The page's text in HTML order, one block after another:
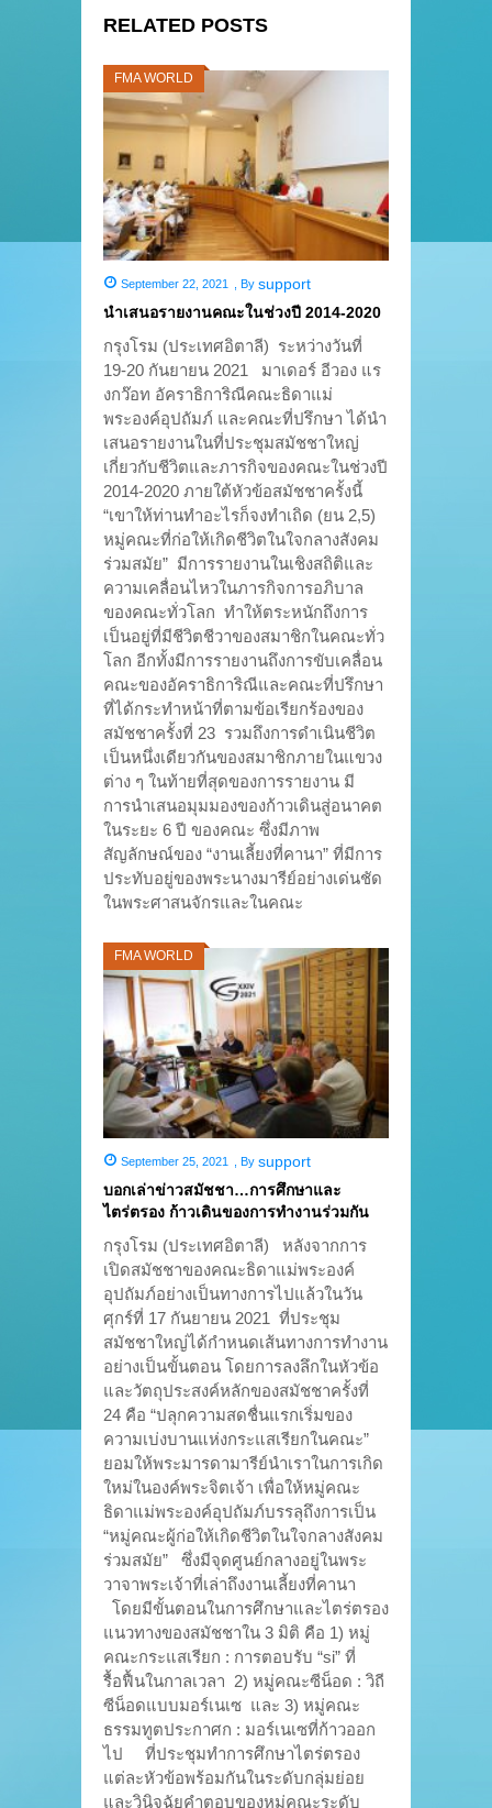
RELATED POSTS
FMA WORLD
September 22, 2021 By support
นำเสนอรายงานคณะในช่วงปี 2014-2020
กรุงโรม (ประเทศอิตาลี) ระหว่างวันที่
19-20 กันยายน 2021 มาเดอร์ อีวอง แร
งกว๊อท อัคราธิการิณีคณะธิดาแม่
พระองค์อุปถัมภ์ และคณะที่ปรึกษา ได้นำ
เสนอรายงานในที่ประชุมสมัชชาใหญ่
เกี่ยวกับชีวิตและภารกิจของคณะในช่วงปี
2014-2020 ภายใต้หัวข้อสมัชชาครั้งนี้
“เขาให้ท่านทำอะไรก็จงทำเถิด (ยน 2,5)
หมู่คณะที่ก่อให้เกิดชีวิตในใจกลางสังคม
ร่วมสมัย” มีการรายงานในเชิงสถิติและ
ความเคลื่อนไหวในภารกิจการอภิบาล
ของคณะทั่วโลก ทำให้ตระหนักถึงการ
เป็นอยู่ที่มีชีวิตชีวาของสมาชิกในคณะทั่ว
โลก อีกทั้งมีการรายงานถึงการขับเคลื่อน
คณะของอัคราธิการิณีและคณะที่ปรึกษา
ที่ได้กระทำหน้าที่ตามข้อเรียกร้องของ
สมัชชาครั้งที่ 23 รวมถึงการดำเนินชีวิต
เป็นหนึ่งเดียวกันของสมาชิกภายในแขวง
ต่าง ๆ ในท้ายที่สุดของการรายงาน มี
การนำเสนอมุมมองของก้าวเดินสู่อนาคต
ในระยะ 6 ปี ของคณะ ซึ่งมีภาพ
สัญลักษณ์ของ “งานเลี้ยงที่คานา” ที่มีการ
ประทับอยู่ของพระนางมารีย์อย่างเด่นชัด
ในพระศาสนจักรและในคณะ
FMA WORLD
September 25, 2021 , By support
บอกเล่าข่าวสมัชชา…การศึกษาและ
ไตร่ตรอง ก้าวเดินของการทำงานร่วมกัน
กรุงโรม (ประเทศอิตาลี) หลังจากการ
เปิดสมัชชาของคณะธิดาแม่พระองค์
อุปถัมภ์อย่างเป็นทางการไปแล้วในวัน
ศุกร์ที่ 17 กันยายน 2021 ที่ประชุม
สมัชชาใหญ่ได้กำหนดเส้นทางการทำงาน
อย่างเป็นขั้นตอน โดยการลงลึกในหัวข้อ
และวัตถุประสงค์หลักของสมัชชาครั้งที่
24 คือ “ปลุกความสดชื่นแรกเริ่มของ
ความเบ่งบานแห่งกระแสเรียกในคณะ”
ยอมให้พระมารดามารีย์นำเราในการเกิด
ใหม่ในองค์พระจิตเจ้า เพื่อให้หมู่คณะ
ธิดาแม่พระองค์อุปถัมภ์บรรลุถึงการเป็น
“หมู่คณะผู้ก่อให้เกิดชีวิตในใจกลางสังคม
ร่วมสมัย” ซึ่งมีจุดศูนย์กลางอยู่ในพระ
วาจาพระเจ้าที่เล่าถึงงานเลี้ยงที่คานา
โดยมีขั้นตอนในการศึกษาและไตร่ตรอง
แนวทางของสมัชชาใน 3 มิติ คือ 1) หมู่
คณะกระแสเรียก : การตอบรับ “si” ที่
รื้อฟื้นในกาลเวลา 2) หมู่คณะซีน็อด : วิถี
ซีน็อดแบบมอร์เนเซ และ 3) หมู่คณะ
ธรรมทูตประกาศก : มอร์เนเซที่ก้าวออก
ไป ที่ประชุมทำการศึกษาไตร่ตรอง
แต่ละหัวข้อพร้อมกันในระดับกลุ่มย่อย
และวินิจฉัยคำตอบของหมู่คณะระดับ